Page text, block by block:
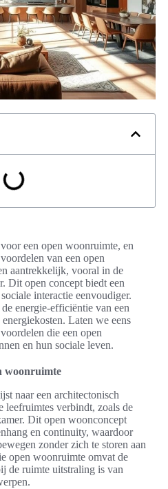
een open woonruimte, en
van een open
aantrekkelijk, vooral in de
Dit open concept biedt een
interactie eenvoudiger.
energie-efficiëntie van een
Laten we eens
die een open
en hun sociale leven.
woonruimte
naar een architectonisch
leefruimtes verbindt, zoals de
Dit open woonconcept
en continuity, waardoor
zonder zich te storen aan
open woonruimte omvat de
de ruimte uitstraling is van